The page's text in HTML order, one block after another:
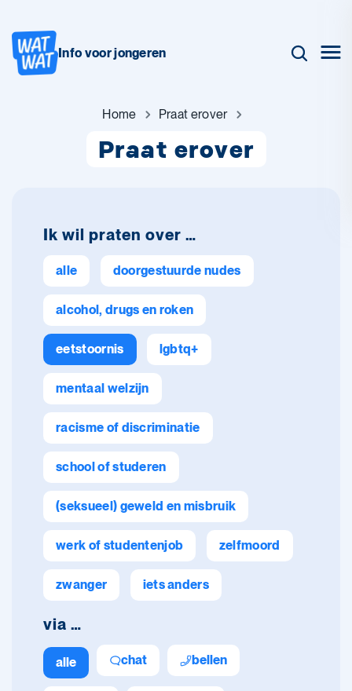
Info voor jongeren
Home Praat erover
Praat erover
Ik wil praten over …
alle doorgestuurde nudes
alcohol, drugs en roken
eetstoornis lgbtq+
mentaal welzijn
racisme of discriminatie
school of studeren
(seksueel) geweld en misbruik
werk of studentenjob zelfmoord
zwanger iets anders
via …
alle chat bellen